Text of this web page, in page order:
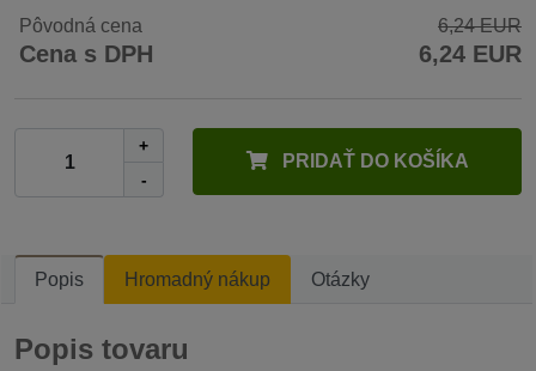
Pôvodná cena 6,24 EUR
Cena s DPH 6,24 EUR
+
-
PRIDAŤ DO KOŠÍKA
Popis Hromadný nákup Otázky
Popis tovaru